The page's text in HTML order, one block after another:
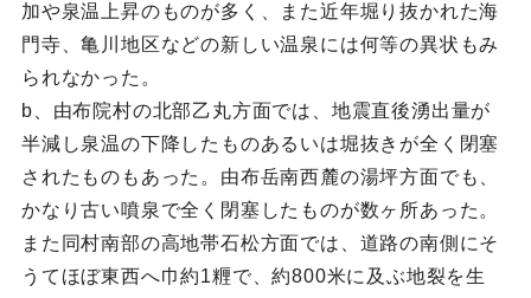
加や泉温上昇のものが多く、また近年堀り抜かれた海
門寺、亀川地区などの新しい温泉には何等の異状もみ
られなかった。
b、由布院村の北部乙丸方面では、地震直後湧出量が
半減し泉温の下降したものあるいは堀抜きが全く閉塞
されたものもあった。由布岳南西麓の湯坪方面でも、
かなり古い噴泉で全く閉塞したものが数ヶ所あった。
また同村南部の高地帯石松方面では、道路の南側にそ
うてほぼ東西へ巾約1糎で、約800米に及ぶ地裂を生